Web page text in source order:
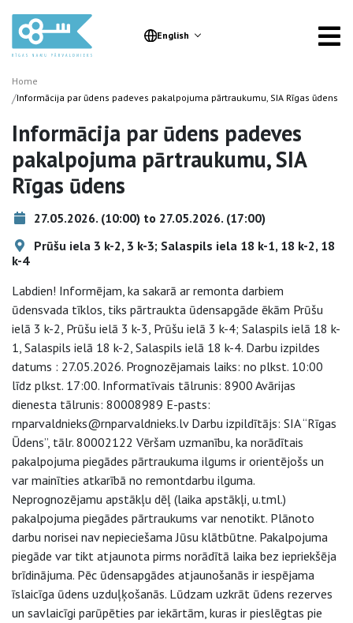
English
Home
/Informācija par ūdens padeves pakalpojuma pārtraukumu, SIA Rīgas ūdens
Informācija par ūdens padeves
pakalpojuma pārtraukumu, SIA
Rīgas ūdens
27.05.2026. (10:00) to 27.05.2026. (17:00)
Prūšu iela 3 k-2, 3 k-3; Salaspils iela 18 k-1, 18 k-2, 18
k-4
Labdien! Informējam, ka sakarā ar remonta darbiem
ūdensvada tīklos, tiks pārtraukta ūdensapgāde ēkām Prūšu
ielā 3 k-2, Prūšu ielā 3 k-3, Prūšu ielā 3 k-4; Salaspils ielā 18 k-
1, Salaspils ielā 18 k-2, Salaspils ielā 18 k-4. Darbu izpildes
datums : 27.05.2026. Prognozējamais laiks: no plkst. 10:00
līdz plkst. 17:00. Informatīvais tālrunis: 8900 Avārijas
dienesta tālrunis: 80008989 E-pasts:
rnparvaldnieks@rnparvaldnieks.lv Darbu izpildītājs: SIA “Rīgas
Ūdens”, tālr. 80002122 Vēršam uzmanību, ka norādītais
pakalpojuma piegādes pārtraukuma ilgums ir orientējošs un
var mainīties atkarībā no remontdarbu ilguma.
Neprognozējamu apstākļu dēļ (laika apstākļi, u.tml.)
pakalpojuma piegādes pārtraukums var nenotikt. Plānoto
darbu norisei nav nepieciešama Jūsu klātbūtne. Pakalpojuma
piegāde var tikt atjaunota pirms norādītā laika bez iepriekšēja
brīdinājuma. Pēc ūdensapgādes atjaunošanās ir iespējama
īslaicīga ūdens uzduļķošanās. Lūdzam uzkrāt ūdens rezerves
un savlaicīgi parūpēties par iekārtām, kuras ir pieslēgtas pie